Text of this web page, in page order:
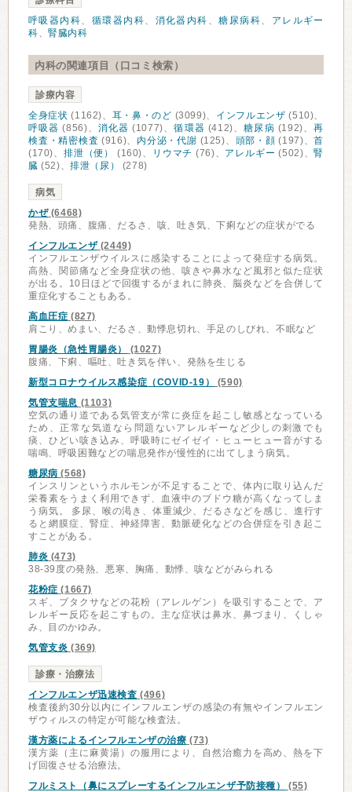
呼吸器内科、 循環器内科、 消化器内科 、糖尿病科、 アレルギー
科、腎臓内科
内科の関連項目（口コミ検索）
診療内容
全身症状 (1162)、 耳・鼻・のど (3099)、 インフルエンザ (510)、
呼吸器 (856)、 消化器 (1077)、循環器 (412)、糖尿病 (192)、再
検査・精密検査 (916)、 内分泌・代謝 (125)、 頭部・顔 (197)、首
(170)、排泄（便） (160)、 リウマチ (76)、 アレルギー (502)、腎
臓 (52)、排泄（尿） (278)
病気
かぜ(6468)
発熱、頭痛、腹痛、だるさ、咳、吐き気、下痢などの症状がでる
インフルエンザ(2449)
インフルエンザウイルスに感染することによって発症する病気。
高熱、関節痛など全身症状の他、咳きや鼻水など風邪と似た症状
が出る。10日ほどで回復するがまれに肺炎、脳炎などを合併して
重症化することもある。
高血圧症 (827)
肩こり、めまい、だるさ、動悸息切れ、手足のしびれ、不眠など
胃腸炎（急性胃腸炎）
(1027)
腹痛、下痢、嘔吐、吐き気を伴い、発熱を生じる
新型コロナウイルス感染症（COVID-19）
(590)
気管支喘息 (1103)
空気の通り道である気管支が常に炎症を起こし敏感となっている
ため、正常な気道なら問題ないアレルギーなど少しの刺激でも
痰、ひどい咳き込み、呼吸時にゼイゼイ・ヒューヒュー音がする
喘鳴、呼吸困難などの喘息発作が慢性的に出てしまう病気。
糖尿病 (568)
インスリンというホルモンが不足することで、体内に取り込んだ
栄養素をうまく利用できず、血液中のブドウ糖が高くなってしま
う病気。 多尿、喉の渇き、体重減少、だるさなどを感じ、進行す
ると網膜症、腎症、神経障害、動脈硬化などの合併症を引き起こ
すことがある。
肺炎 (473)
38-39度の発熱、悪寒、胸痛、動悸、咳などがみられる
花粉症 (1667)
スギ、ブタクサなどの花粉（アレルゲン）を吸引することで、ア
レルギー反応を起こすもの。主な症状は鼻水、鼻づまり、くしゃ
み、目のかゆみ。
気管支炎 (369)
診療・治療法
インフルエンザ迅速検査 (496)
検査後約30分以内にインフルエンザの感染の有無やインフルエン
ザウィルスの特定が可能な検査法。
漢方薬によるインフルエンザの治療 (73)
漢方薬（主に麻黄湯）の服用により、自然治癒力を高め、熱を下
げ回復させる治療法。
フルミスト（鼻にスプレーするインフルエンザ予防接種）
(55)